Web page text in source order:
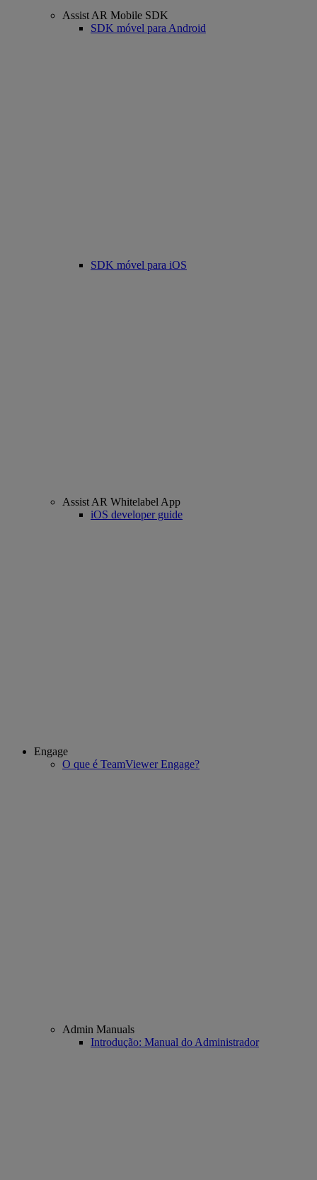
Assist AR Mobile SDK
SDK móvel para Android
SDK móvel para iOS
Assist AR Whitelabel App
iOS developer guide
Engage
O que é TeamViewer Engage?
Admin Manuals
Introdução: Manual do Administrador